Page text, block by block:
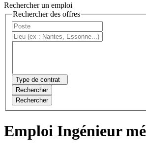
Rechercher un emploi
Rechercher des offres
Type de contrat
Rechercher
Rechercher
Emploi Ingénieur